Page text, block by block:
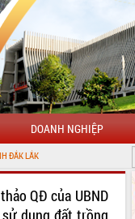
DOANH NGHIỆP
QĐ của UBND
dụng đất trồng